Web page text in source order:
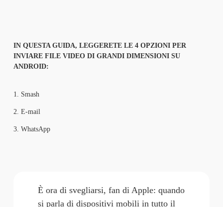
IN QUESTA GUIDA, LEGGERETE LE 4 OPZIONI PER
INVIARE FILE VIDEO DI GRANDI DIMENSIONI SU
ANDROID:
1. Smash
2. E-mail
3. WhatsApp
È ora di svegliarsi, fan di Apple: quando
si parla di dispositivi mobili in tutto il